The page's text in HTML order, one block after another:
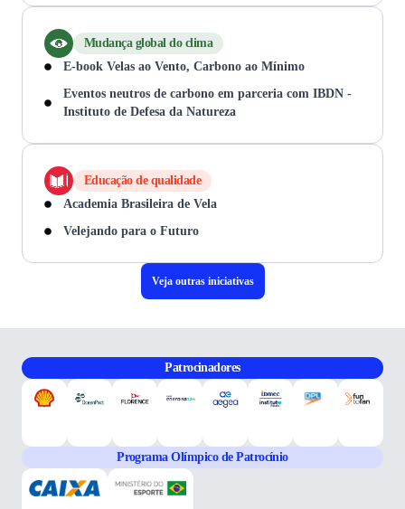
Mudança global do clima
E-book Velas ao Vento, Carbono ao Mínimo
Eventos neutros de carbono em parceria com IBDN -
Instituto de Defesa da Natureza
Educação de qualidade
Academia Brasileira de Vela
Velejando para o Futuro
Veja outras iniciativas
Patrocinadores
Programa Olímpico de Patrocínio